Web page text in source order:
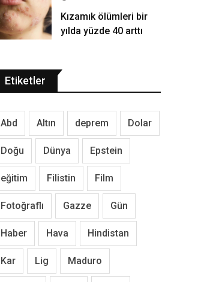
Kızamık ölümleri bir
yılda yüzde 40 arttı
Etiketler
Abd Altın deprem Dolar
Doğu Dünya Epstein
eğitim Filistin Film
Fotoğraflı Gazze Gün
Haber Hava Hindistan
Kar Lig Maduro